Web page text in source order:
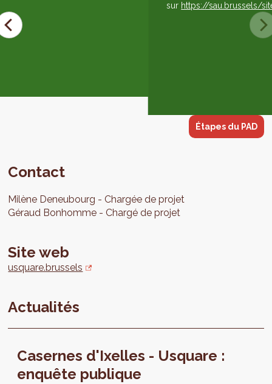
sur https://sau.brussels/
Étapes du PAD
Contact
Milène Deneubourg
Chargée de projet
Géraud Bonhomme Chargé de projet
Site web
usquare.brussels
Actualités
Casernes d'Ixelles - Usquare :
enquête publique